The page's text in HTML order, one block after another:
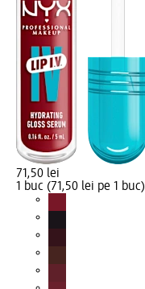
71,50 lei
1 buc (71,50 lei pe 1 buc)